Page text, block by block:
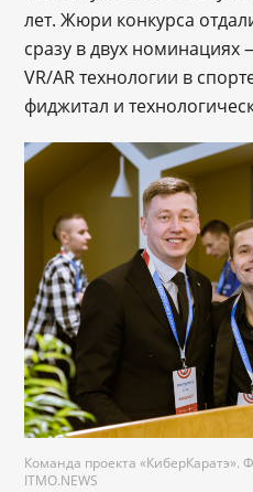
лет. Жюри конкурса
сразу в двух
VR/AR технологии в
фиджитал и
Команда проекта «КиберКаратэ».
ITMO.NEWS